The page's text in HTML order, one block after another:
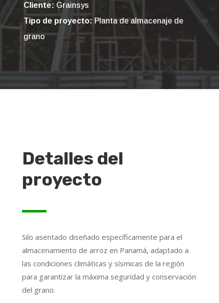
Cliente: Grainsys
Tipo de proyecto: Planta de almacenaje de
grano
Detalles del
proyecto
Silo asentado diseñado específicamente para el
almacenamiento de arroz en Panamá, adaptado a
las condiciones climáticas y sísmicas de la región
para garantizar la máxima seguridad y conservación
del grano.